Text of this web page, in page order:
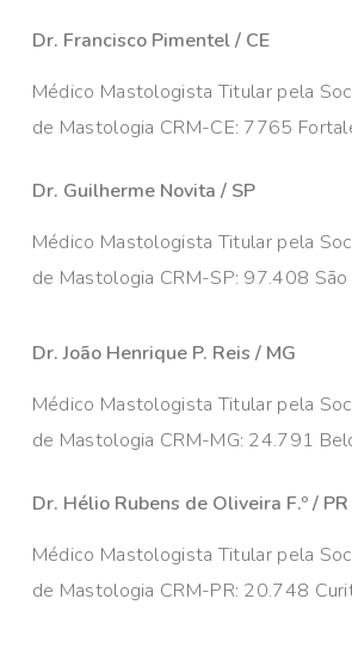
Dr. Francisco Pimentel / CE
Médico Mastologista Titular pela
de Mastologia CRM-CE: 7765
Dr. Guilherme Novita / SP
Médico Mastologista Titular pela
de Mastologia CRM-SP: 97.408 São
Dr. João Henrique P. Reis / MG
Médico Mastologista Titular pela
de Mastologia CRM-MG: 24.791
Dr. Hélio Rubens de Oliveira F.º / PR
Médico Mastologista Titular pela
de Mastologia CRM-PR: 20.748